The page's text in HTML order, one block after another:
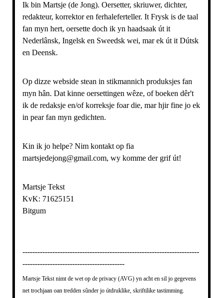
Ik bin Martsje (de Jong). Oersetter, skriuwer, dichter,
redakteur, korrektor en ferhaleferteller. It Frysk is de taal
fan myn hert, oersette doch ik yn haadsaak út it
Nederlânsk, Ingelsk en Sweedsk wei, mar ek út it Dútsk
en Deensk.
Op dizze webside stean in stikmannich produksjes fan
myn hân. Dat kinne oersettingen wêze, of boeken dêr't
ik de redaksje en/of korreksje foar die, mar hjir fine jo ek
in pear fan myn gedichten.
Kin ik jo helpe? Nim kontakt op fia
martsjedejong@gmail.com, wy komme der grif út!
Martsje Tekst
KvK: 71625151
Bitgum
-----------------------------------------------------------------------
-----------------------------------------
Martsje Tekst nimt de wet op de privacy (AVG) yn acht en sil jo gegevens
net trochjaan oan tredden sûnder jo útdruklike, skriftilike tastimming.